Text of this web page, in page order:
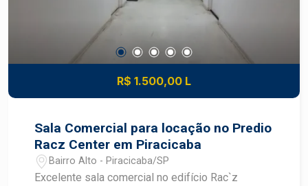
R$ 1.500,00 L
Sala Comercial para locação no Predio
Racz Center em Piracicaba
Bairro Alto - Piracicaba/SP
Excelente sala comercial no edifício Rac`z